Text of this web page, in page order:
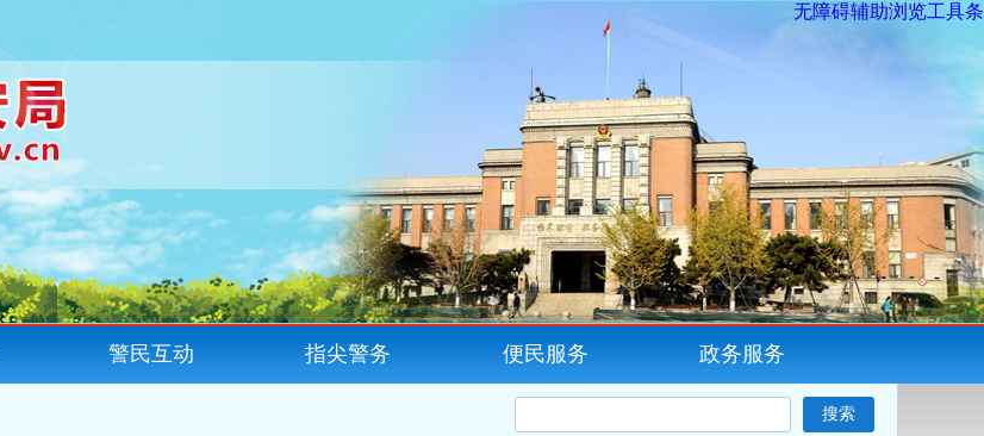
无障碍辅助浏览工具条
警民互动 指尖警务 便民服务 政务服务